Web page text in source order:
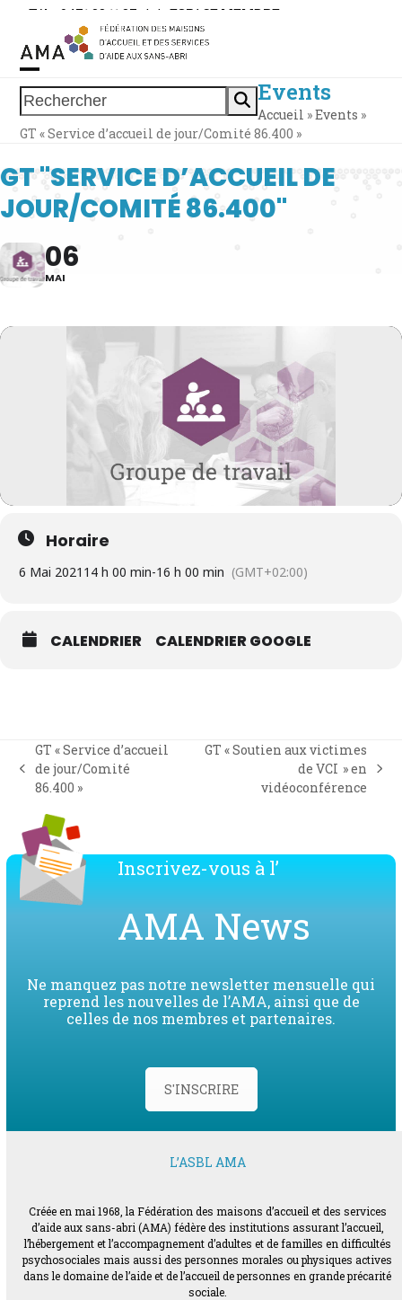
Skip
content
Tél. : 0471 38 11 37 | | ESPACE MEMBRE
Rechercher
Open
mobile
Close
mobile
Events
Accueil »Events »
GT « Service d’accueil de jour/Comité 86.400 »
GT "SERVICE D’ACCUEIL DE
JOUR/COMITÉ 86.400"
06
MAI
Horaire
6 Mai 2021 14 h 00 min-16 h 00 min (GMT+02:00)
CALENDRIER CALENDRIER GOOGLE
previous
post:
GT « Service d’accueil
de jour/Comité
86.400 »
GT « Soutien aux victimes
de VCI » en
vidéoconférence
Inscrivez-vous à l’
AMA News
Ne manquez pas notre newsletter mensuelle qui
reprend les nouvelles de l’AMA, ainsi que de
celles de nos membres et partenaires.
S'INSCRIRE
L’ASBL AMA
Créée en mai 1968, la Fédération des maisons d’accueil et des services
d’aide aux sans-abri (AMA) fédère des institutions assurant l’accueil,
l’hébergement et l’accompagnement d’adultes et de familles en difficultés
psychosociales mais aussi des personnes morales ou physiques actives
dans le domaine de l’aide et de l’accueil de personnes en grande précarité
sociale.